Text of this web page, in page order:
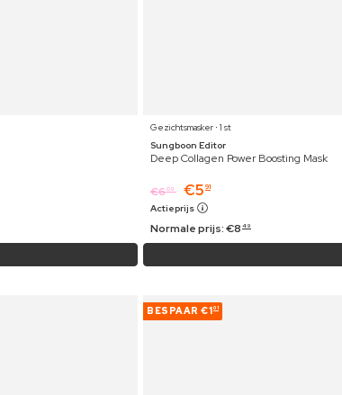
Gezichtsmasker ⋅ 1 st
Sungboon Editor
Deep Collagen Power Boosting Mask
€609 €5 91
Actieprijs
Normale prijs:€8 49
BESPAAR €101